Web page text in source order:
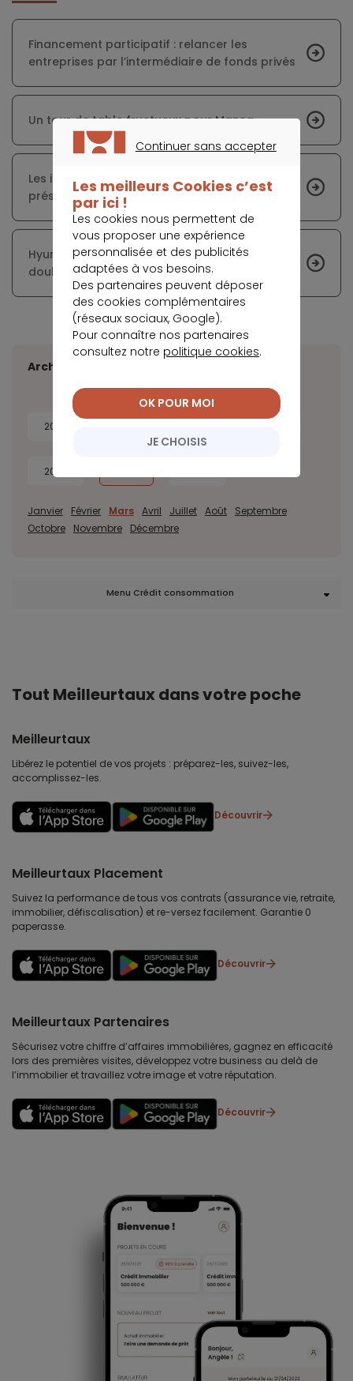
Financement participatif : relancer les
entreprises par l’intermédiaire de fonds privés
Un tour de table fructueux pour Mansa
Les industriels français devraient dès à
présent préparer la sortie de crise
Hyundai France souhaite mettre les bouchées
doubles sur les ventes de voitures électriques
Archives
2026
2022
Janvier Février Mars Avril Juillet Août
Septembre
Octobre
Novembre Décembre
Menu Crédit consommation
Tout Meilleurtaux dans votre poche
Meilleurtaux
Libérez le potentiel de vos projets : préparez-les, suivez-les,
accomplissez-les.
Découvrir
Meilleurtaux Placement
Suivez la performance de tous vos contrats (assurance vie, retraite,
immobilier, défiscalisation) et re-versez facilement. Garantie 0
paperasse.
Découvrir
Meilleurtaux Partenaires
Sécurisez votre chiffre d’affaires immobilières, gagnez en efficacité
lors des premières visites, développez votre business au delà de
l’immobilier et travaillez votre image et votre réputation.
Découvrir
Continuer sans accepter
Les meilleurs Cookies c’est
par ici !
Les cookies nous permettent de
vous proposer une expérience
personnalisée et des publicités
adaptées à vos besoins.
Des partenaires peuvent déposer
des cookies complémentaires
(réseaux sociaux, Google).
Pour connaître nos partenaires
consultez notre politique cookies.
JE CHOISIS
OK POUR MOI